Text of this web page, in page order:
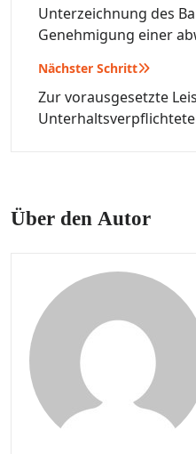
Unterzeichnung des
Genehmigung einer
Nächster Schritt
Zur vorausgesetzte
Über den Autor